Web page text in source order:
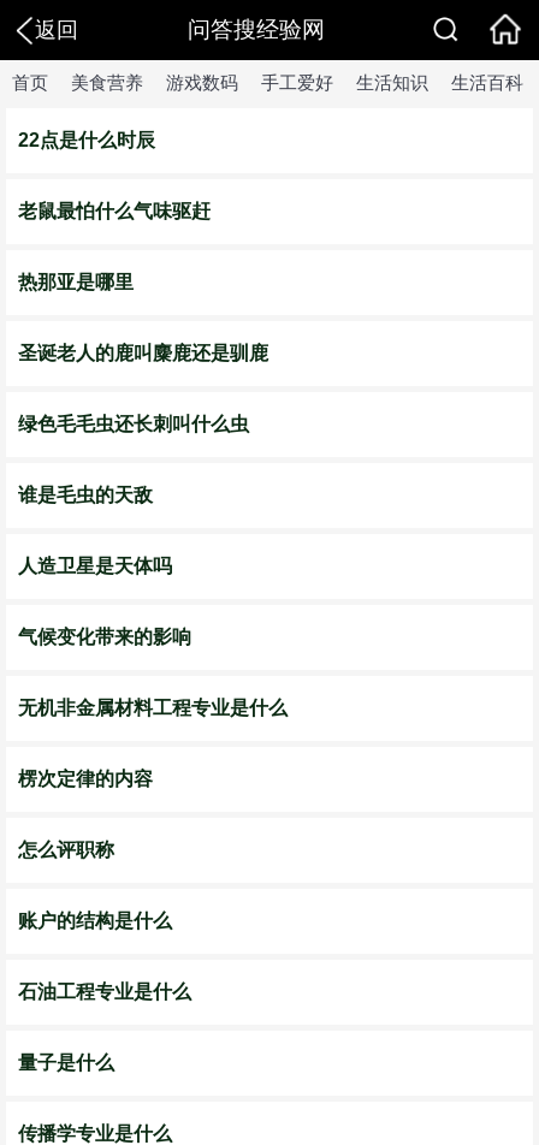
返回 问答搜经验网
首页 美食营养 游戏数码 手工爱好 生活知识 生活百科
22点是什么时辰
老鼠最怕什么气味驱赶
热那亚是哪里
圣诞老人的鹿叫麋鹿还是驯鹿
绿色毛毛虫还长刺叫什么虫
谁是毛虫的天敌
人造卫星是天体吗
气候变化带来的影响
无机非金属材料工程专业是什么
楞次定律的内容
怎么评职称
账户的结构是什么
石油工程专业是什么
量子是什么
传播学专业是什么